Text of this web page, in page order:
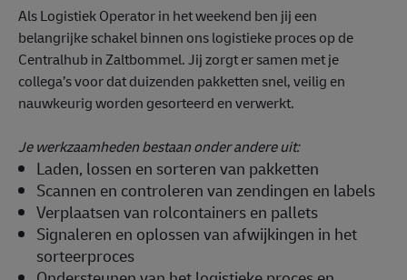
Als Logistiek Operator in het weekend ben jij een
belangrijke schakel binnen ons logistieke proces op de
Centralhub in Zaltbommel. Jij zorgt er samen met je
collega’s voor dat duizenden pakketten snel, veilig en
nauwkeurig worden gesorteerd en verwerkt.
Je werkzaamheden bestaan onder andere uit:
Laden, lossen en sorteren van pakketten
Scannen en controleren van zendingen en labels
Verplaatsen van rolcontainers en pallets
Signaleren en oplossen van afwijkingen in het
sorteerproces